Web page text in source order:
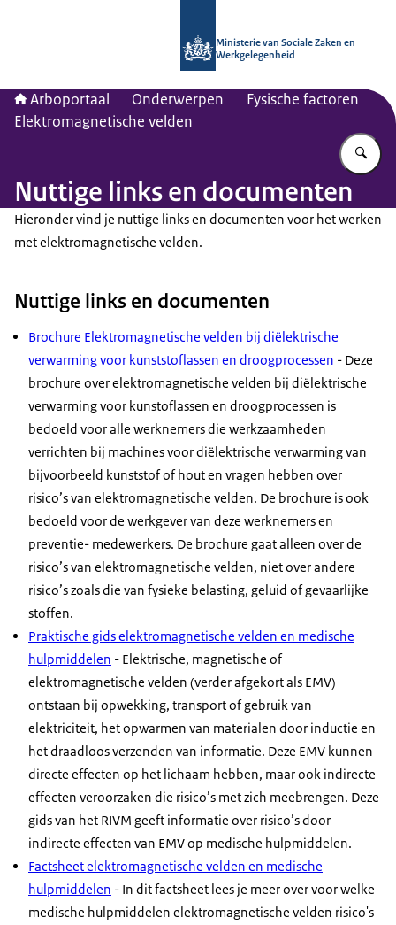
Ministerie van Sociale Zaken en
Werkgelegenheid
Arboportaal Onderwerpen
Fysische factoren
Elektromagnetische velden
Nuttige links en documenten
Hieronder vind je nuttige links en documenten voor het werken
met elektromagnetische velden.
Nuttige links en documenten
Brochure Elektromagnetische velden bij diëlektrische
verwarming voor kunststoflassen en droogprocessen - Deze
brochure over elektromagnetische velden bij diëlektrische
verwarming voor kunstoflassen en droogprocessen is
bedoeld voor alle werknemers die werkzaamheden
verrichten bij machines voor diëlektrische verwarming van
bijvoorbeeld kunststof of hout en vragen hebben over
risico’s van elektromagnetische velden. De brochure is ook
bedoeld voor de werkgever van deze werknemers en
preventie- medewerkers. De brochure gaat alleen over de
risico’s van elektromagnetische velden, niet over andere
risico’s zoals die van fysieke belasting, geluid of gevaarlijke
stoffen.
Praktische gids elektromagnetische velden en medische
hulpmiddelen - Elektrische, magnetische of
elektromagnetische velden (verder afgekort als EMV)
ontstaan bij opwekking, transport of gebruik van
elektriciteit, het opwarmen van materialen door inductie en
het draadloos verzenden van informatie. Deze EMV kunnen
directe effecten op het lichaam hebben, maar ook indirecte
effecten veroorzaken die risico’s met zich meebrengen. Deze
gids van het RIVM geeft informatie over risico’s door
indirecte effecten van EMV op medische hulpmiddelen.
Factsheet elektromagnetische velden en medische
hulpmiddelen - In dit factsheet lees je meer over voor welke
medische hulpmiddelen elektromagnetische velden risico's